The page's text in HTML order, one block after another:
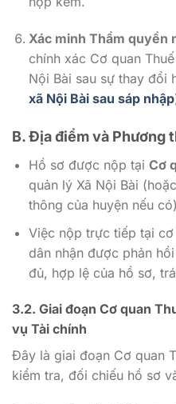
Xác minh Thẩm quyền
chính xác Cơ quan
Nội Bài sau sự thay đổi
xã Nội Bài sau sáp nhập
B. Địa điểm và Phương
Hồ sơ được nộp tại Cơ
quản lý Xã Nội Bài
thông của huyện nếu
Việc nộp trực tiếp tại
dân nhận được phản
đủ, hợp lệ của hồ sơ,
3.2. Giai đoạn Cơ quan
vụ Tài chính
Đây là giai đoạn Cơ quan
kiểm tra, đối chiếu hồ sơ